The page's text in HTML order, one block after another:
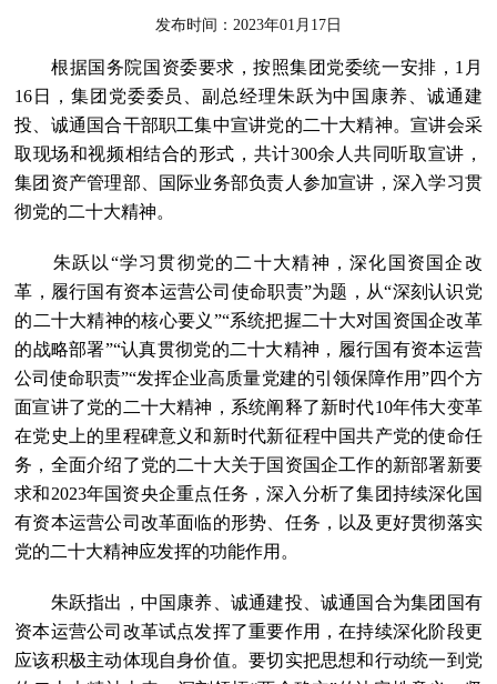
发布时间： 2023年01月17日
根据国务院国资委要求，按照集团党委统一安排，1月
16日，集团党委委员、副总经理朱跃为中国康养、诚通建
投、诚通国合干部职工集中宣讲党的二十大精神。宣讲会采
取现场和视频相结合的形式，共计300余人共同听取宣讲，
集团资产管理部、国际业务部负责人参加宣讲，深入学习贯
彻党的二十大精神。
朱跃以“学习贯彻党的二十大精神，深化国资国企改
革，履行国有资本运营公司使命职责”为题，从“深刻认识党
的二十大精神的核心要义”“系统把握二十大对国资国企改革
的战略部署”“认真贯彻党的二十大精神，履行国有资本运营
公司使命职责”“发挥企业高质量党建的引领保障作用”四个方
面宣讲了党的二十大精神，系统阐释了新时代10年伟大变革
在党史上的里程碑意义和新时代新征程中国共产党的使命任
务，全面介绍了党的二十大关于国资国企工作的新部署新要
求和2023年国资央企重点任务，深入分析了集团持续深化国
有资本运营公司改革面临的形势、任务，以及更好贯彻落实
党的二十大精神应发挥的功能作用。
朱跃指出，中国康养、诚通建投、诚通国合为集团国有
资本运营公司改革试点发挥了重要作用，在持续深化阶段更
应该积极主动体现自身价值。要切实把思想和行动统一到党